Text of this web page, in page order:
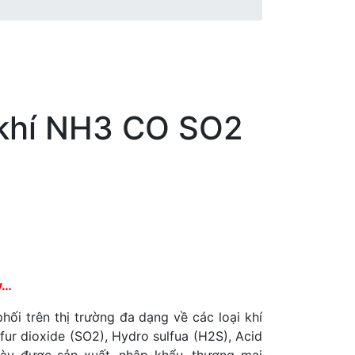
NH3 CO SO2
trên thị trường đa dạng về các loại khí
dioxide (SO2), Hydro sulfua (H2S), Acid